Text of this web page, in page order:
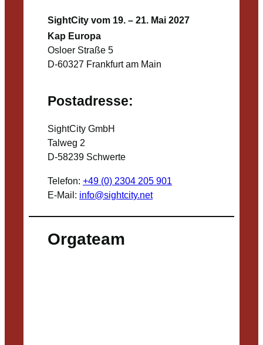
SightCity vom 19. – 21. Mai 2027
Kap Europa
Osloer Straße 5
D-60327 Frankfurt am Main
Postadresse:
SightCity GmbH
Talweg 2
D-58239 Schwerte
Telefon: +49 (0) 2304 205 901
E-Mail: info@sightcity.net
Orgateam